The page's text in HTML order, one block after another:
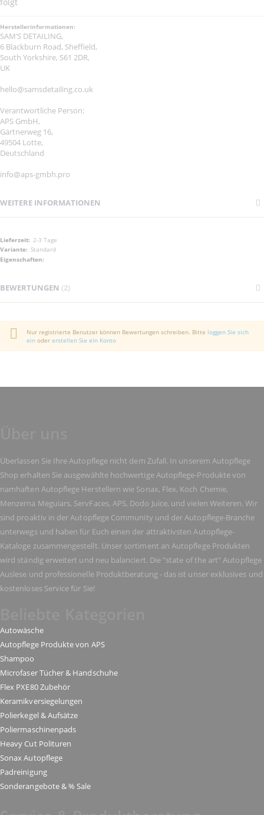
Herstellerinformationen:
SAM’S DETAILING,
6 Blackburn Road, Sheffield,
South Yorkshire, S61 2DR,
UK
hello@samsdetailing.co.uk
Verantwortliche Person:
APS GmbH,
Gärtnerweg 16,
49504 Lotte,
Deutschland
info@aps-gmbh.pro
WEITERE INFORMATIONEN
Weitere
Informationen
2-3 Tage
Standard
BEWERTUNGEN 2
Nur registrierte Benutzer können Bewertungen schreiben. Bitte loggen Sie sich
ein oder erstellen Sie ein Konto
Überlassen Sie Ihre Autopflege nicht dem Zufall. In unserem Autopflege
Shop erhalten Sie ausgewählte hochwertige Autopflege-Produkte von
namhaften Autopflege Herstellern wie Sonax, Flex, Koch Chemie,
Menzerna Meguiars, ServFaces, APS, Dodo Juice, und vielen Weiteren. Wir
sind proaktiv in der Autopflege Community und der Autopflege-Branche
unterwegs und haben für Euch einen der attraktivsten Autopflege-
Kataloge zusammengestellt. Unser sortiment an Autopflege Produkten
wird ständig erweitert und neu balanciert. Die "state of the art" Autopflege
Auslese und professionelle Produktberatung - das ist unser exklusives und
kostenloses Service für Sie!
Autowäsche
Autopflege Produkte von APS
Shampoo
Microfaser Tücher & Handschuhe
Flex PXE80 Zubehör
Keramikversiegelungen
Polierkegel & Aufsätze
Poliermaschinenpads
Heavy Cut Polituren
Sonax Autopflege
Padreinigung
Sonderangebote & % Sale